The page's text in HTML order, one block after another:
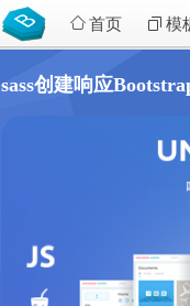
首页 模
sass创建响应